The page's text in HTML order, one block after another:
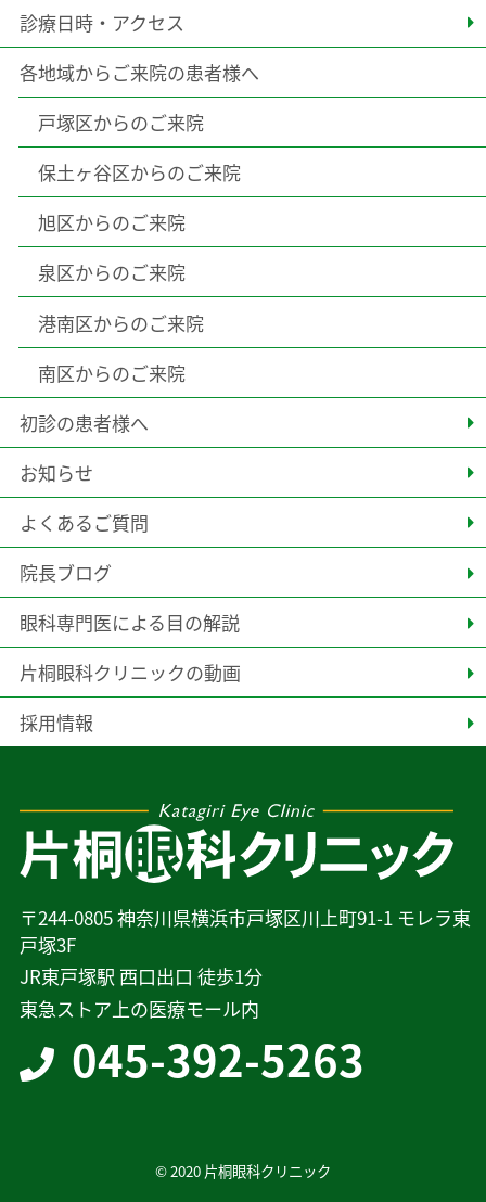
〒244-0805 神奈川県横浜市戸塚区川上町91-1 モレラ東
戸塚3F
JR東戸塚駅 西口出口 徒歩1分
東急ストア上の医療モール内
045-392-5263
診療日時・アクセス
各地域からご来院の患者様へ
戸塚区からのご来院
保土ヶ谷区からのご来院
旭区からのご来院
泉区からのご来院
港南区からのご来院
南区からのご来院
初診の患者様へ
お知らせ
よくあるご質問
院長ブログ
眼科専門医による目の解説
片桐眼科クリニックの動画
採用情報
© 2020 片桐眼科クリニック